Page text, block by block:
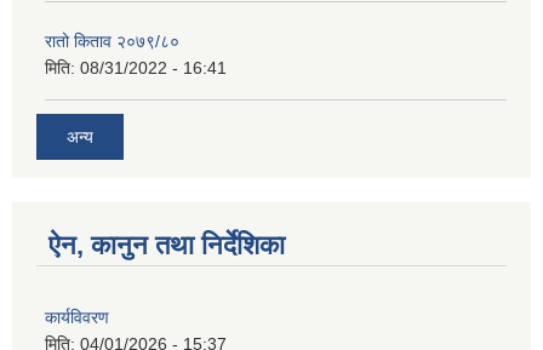
रातो किताव २०७९/८०
मिति: 08/31/2022 - 16:41
अन्य
ऐन, कानुन तथा निर्देशिका
कार्यविवरण
मिति: 04/01/2026 - 15:37